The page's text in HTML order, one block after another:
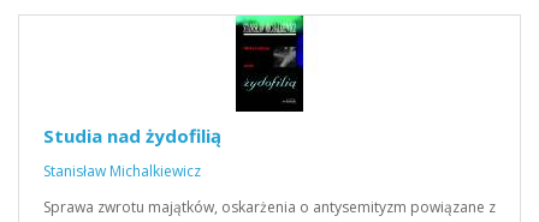
Studia nad żydofilią
Stanisław Michalkiewicz
Sprawa zwrotu majątków, oskarżenia o antysemityzm powiązane z